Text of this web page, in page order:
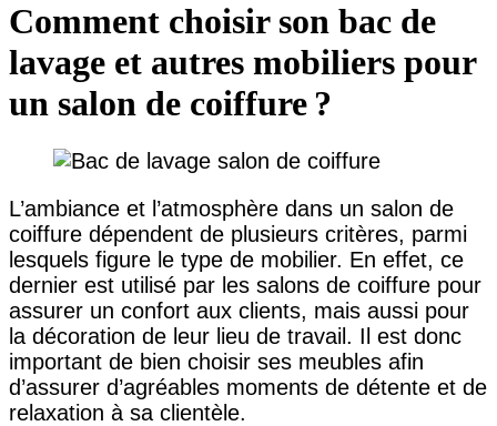
Comment choisir son bac de
lavage et autres mobiliers pour
un salon de coiffure ?
L’ambiance et l’atmosphère dans un salon de
coiffure dépendent de plusieurs critères, parmi
lesquels figure le type de mobilier. En effet, ce
dernier est utilisé par les salons de coiffure pour
assurer un confort aux clients, mais aussi pour
la décoration de leur lieu de travail. Il est donc
important de bien choisir ses meubles afin
d’assurer d’agréables moments de détente et de
relaxation à sa clientèle.